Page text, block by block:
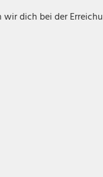
dich bei der